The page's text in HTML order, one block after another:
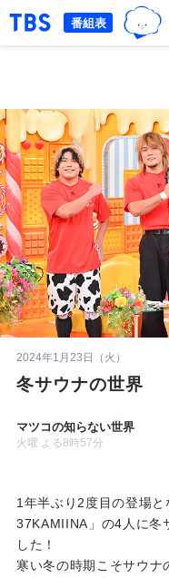
「TBSテレビ｜
番組表
2024年1月23日（火）
冬サウナの世界
マツコの知らない世界
火曜 よる8時57分
1年半ぶり2度目の登場
37KAMIINA」の4人に冬
した！
寒い冬の時期こそサウナ